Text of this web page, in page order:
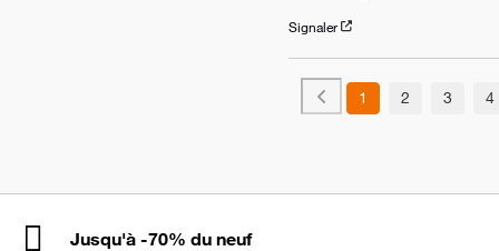
Signaler
1 2 3 4
Jusqu'à -70% du neuf